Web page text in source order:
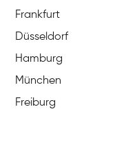
Frankfurt
Düsseldorf
Hamburg
München
Freiburg